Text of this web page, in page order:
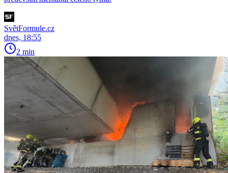
SvětFormule.cz
dnes, 18:55
2 min